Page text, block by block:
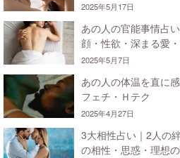
2025年5月17日
あの人の官能事情占
顔・性欲・深まる愛
2025年5月7日
あの人の体温を直に
フェチ・Ｈテク
2025年4月27日
3大相性占い｜2人の
の相性・思惑・理想